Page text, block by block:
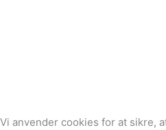
Vi anvender cookies for at sikre,